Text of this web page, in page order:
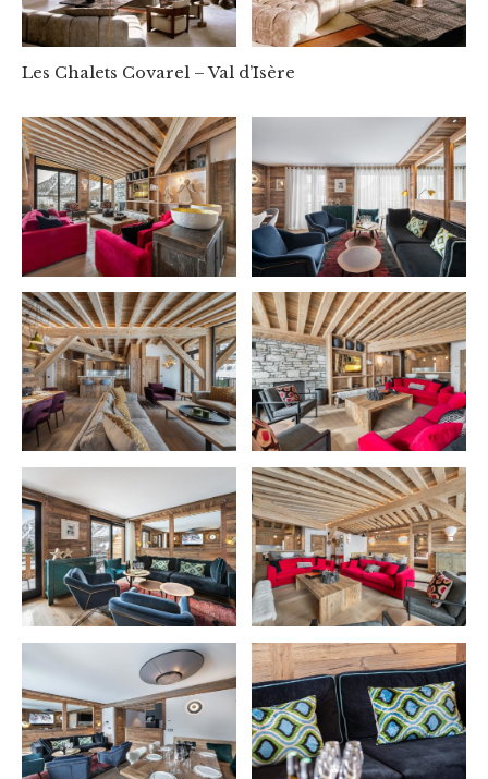
Les Chalets Covarel – Val d’Isère